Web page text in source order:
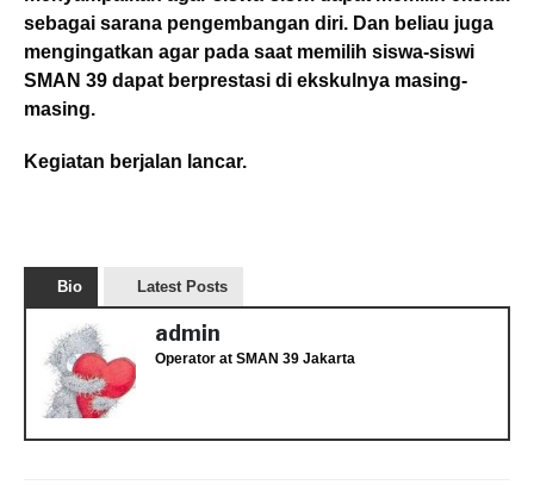
sebagai sarana pengembangan diri. Dan beliau juga
mengingatkan agar pada saat memilih siswa-siswi
SMAN 39 dapat berprestasi di ekskulnya masing-
masing.
Kegiatan berjalan lancar.
Bio Latest Posts
admin
Operator at SMAN 39 Jakarta